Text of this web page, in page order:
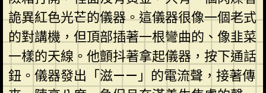
詭異紅色光芒的儀器。這儀器很像一個老式
的對講機，但頂部插著一根彎曲的、像韭菜
一樣的天線。他顫抖著拿起儀器，按下通話
鈕。儀器發出「滋——」的電流聲，接著傳